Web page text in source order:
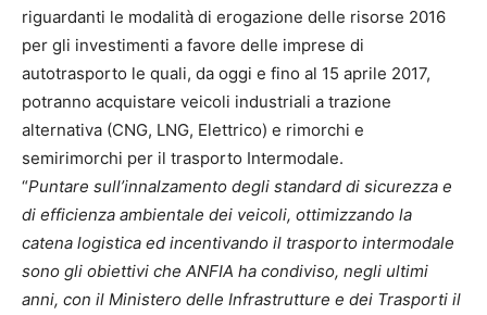
riguardanti le modalità di erogazione delle risorse 2016
per gli investimenti a favore delle imprese di
autotrasporto le quali, da oggi e fino al 15 aprile 2017,
potranno acquistare veicoli industriali a trazione
alternativa (CNG, LNG, Elettrico) e rimorchi e
semirimorchi per il trasporto Intermodale.
“Puntare sull’innalzamento degli standard di sicurezza e
di efficienza ambientale dei veicoli, ottimizzando la
catena logistica ed incentivando il trasporto intermodale
sono gli obiettivi che ANFIA ha condiviso, negli ultimi
anni, con il Ministero delle Infrastrutture e dei Trasporti il